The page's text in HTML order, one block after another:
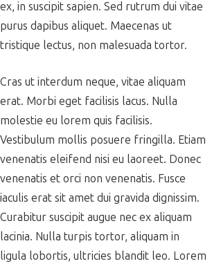
ex, in suscipit sapien. Sed rutrum dui vitae
purus dapibus aliquet. Maecenas ut
tristique lectus, non malesuada tortor.
Cras ut interdum neque, vitae aliquam
erat. Morbi eget facilisis lacus. Nulla
molestie eu lorem quis facilisis.
Vestibulum mollis posuere fringilla. Etiam
venenatis eleifend nisi eu laoreet. Donec
venenatis et orci non venenatis. Fusce
iaculis erat sit amet dui gravida dignissim.
Curabitur suscipit augue nec ex aliquam
lacinia. Nulla turpis tortor, aliquam in
ligula lobortis, ultricies blandit leo. Lorem